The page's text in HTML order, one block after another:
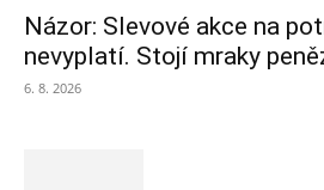
Názor: Slevové akce na
nevyplatí. Stojí mraky
6. 8. 2026